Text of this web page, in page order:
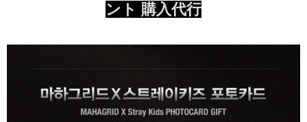
ント 購入代行